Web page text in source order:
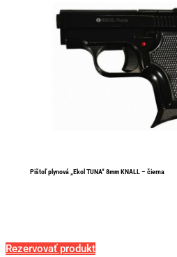
Pištoľ plynová „Ekol TUNA“ 8mm KNALL – čierna
Rezervovať produkt